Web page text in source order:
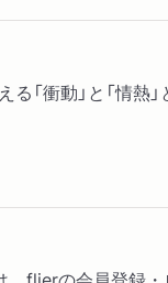
衝動」と「情熱」